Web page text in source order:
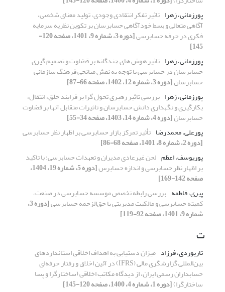
پورزمانی، زهرا تاثیر تفکر انتقادی وجودی، تولید معنای شخصی،
آگاهی متعالی و بسط خودآگاهی حسابرسان بر تکوین نظریه سرمایه
فکری در حرفه حسابرسی [دوره 3، شماره 9، 1401، صفحه 120-
145]
پورزمانی، زهرا تاثیر هوش های چندگانه بر قضاوت و تصمیم گیری
حسابرسان در حسابرسی با توجه به نقش میانجی فرهنگ سازمانی
حسابرسان[دوره 3، شماره 12، 1402، صفحه 66-87]
پورزمانی، زهرا بررسی تاثیر رهبری تحول گرا بر فرایند خلق، انتقال،
بکارگیری و نگهداری دانش حسابرسان و تاثیرات متقابل آنها بر قضاوت
حسابرسان[دوره 4، شماره 14، 1403، صفحه 34-55]
پورعلی، محمدرضا تأثیر تمرکز بازار حسابرسی بر اظهار نظر حسابرسی
[دوره 2، شماره 8، 1401، صفحه 68-86]
پوریوسف، اعظم لحن غیرعادی مدیران و تعهدات حسابرسی: با تاکید
بر اظهار نظر حسابرسی و اندازه حسابرس [دوره 5، شماره 19، 1404،
صفحه 142-169]
پیری، فاطمه بررسی رابطه تخصص موسسه حسابرسی در صنعت،
کمیته حسابرسی و مالکیت مدیریتی با حق‌الزحمه حسابرسی [دوره 3،
شماره 9، 1401، صفحه 92-119]
ت
تاریوردی، فرزاد میزان دستیابی به اهداف اخلاقی استانداردهای
بین‌المللی گزارشگری مالی (IFRS) در آئین اخلاق و رفتار حرفه‌ای
حسابداران رسمی ایران، از دیدگاه مکاتب اخلاقی (ساختارگرا و پسا
ساختارگرا)[دوره 1، شماره 4، 1400، صفحه 120-145]